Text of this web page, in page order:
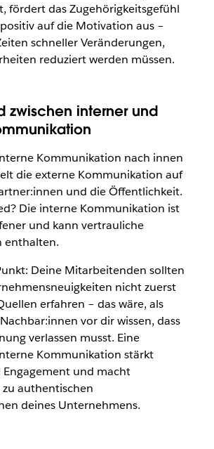
fördert das Zugehörigkeitsgefühl
auf die Motivation aus –
schneller Veränderungen,
reduziert werden müssen.
zwischen interner und
Kommunikation nach innen
die externe Kommunikation auf
und die Öffentlichkeit.
Die interne Kommunikation ist
und kann vertrauliche
enthalten.
Deine Mitarbeitenden sollten
nicht zuerst
erfahren – das wäre, als
vor dir wissen, dass
verlassen musst. Eine
Kommunikation stärkt
und macht
authentischen
deines Unternehmens.